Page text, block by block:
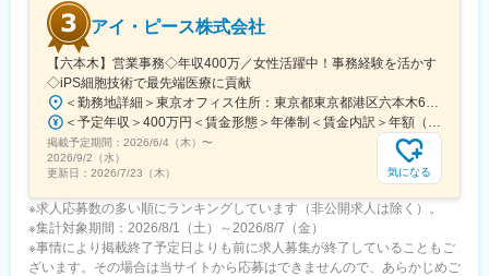
変更の範囲：会社の定める業務
アイ・ピース株式会社
【六本木】営業事務◇年収400万／女性活躍中！事務経験を活かす
◇iPS細胞技術で最先端医療に貢献
掲載予定期間： 2026/6/4（木） 〜
2026/9/2（水）
更新日： 2026/7/23（木） 気になる
※求人応募数の多い順にランキングしています（非公開求人は除く）。
※集計対象期間：2026/8/1（土）～2026/8/7（金）
※事情により掲載終了予定日よりも前に求人募集が終了していることもご
ざいます。その場合は当サイトから応募はできませんので、あらかじめご